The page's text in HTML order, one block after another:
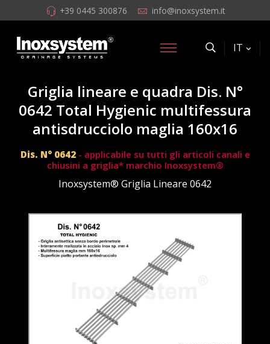
+39 0445 300876 info@inoxsystem.it
IT
Griglia lineare e quadra Dis. N°
0642 Total Hygienic multifessura
antisdrucciolo maglia 160x16
Dis. N° 0642- applicabile su tutti gli articoli canali e
chiusini a griglia* marchio Inoxsystem®
Inoxsystem® Griglia Lineare 0642